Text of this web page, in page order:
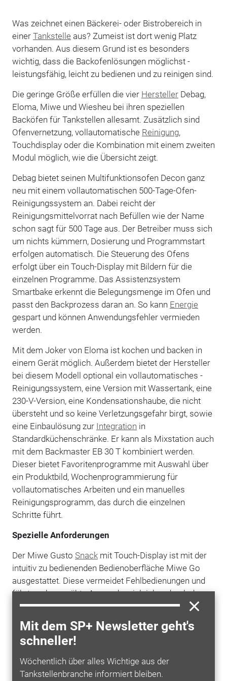
Mit dem SP+ Newsletter geht's
schneller!
Wöchentlich über alles Wichtige aus der
Tankstellenbranche informiert bleiben.
Was zeichnet einen Bäckerei- oder ­Bistrobereich in
einer Tankstelle aus? Zumeist ist dort wenig Platz
vorhanden. Aus diesem Grund ist es besonders
wichtig, dass die Backofenlösungen möglichst ­
leistungsfähig, leicht zu bedienen und zu reinigen sind.
Die geringe Größe erfüllen die vier HerstellerDebag,
Eloma, Miwe und ­Wiesheu bei ihren speziellen
Backöfen für Tankstellen allesamt. Zusätzlich sind
Ofenvernetzung, vollautomatische Reinigung,
Touchdisplay oder die Kombination mit einem zweiten
Modul möglich, wie die Übersicht zeigt.
Debag bietet seinen Multifunktionsofen Decon ganz
neu mit einem vollautomatischen 500-Tage-Ofen-
Reinigungs­system an. Dabei reicht der
Reinigungsmittelvorrat nach Befüllen wie der Name
schon sagt für 500 Tage aus. Der Betreiber muss sich
um nichts kümmern, Dosierung und Programmstart
erfolgen automatisch. Die Steuerung des Ofens
erfolgt über ein Touch-Display mit Bildern für die
einzelnen Programme. Das Assistenzsystem
Smartbake erkennt die Belegungsmenge im Ofen und
passt den Backprozess daran an. So kann Energie
gespart und können Anwendungsfehler vermieden
werden.
Mit dem Joker von Eloma ist kochen und backen in
einem Gerät möglich. ­Außerdem bietet der Hersteller
bei diesem Modell optional ein vollautomatisches ­
Reinigungssystem, eine Version mit Wassertank, eine
230-V-Version, eine Kondensationshaube, die nicht
übersteht und so keine Verletzungsgefahr birgt, sowie
eine Einbaulösung zur Integration in
Standardküchenschränke. Er kann als Mixstation auch
mit dem Backmaster EB 30 T kombiniert werden.
Dieser bietet Favoritenprogramme mit Auswahl über
ein Produktbild, Wochenprogrammierung für
vollautomatisches Arbeiten und ein manuelles
Reinigungsprogramm, das durch die einzelnen
Schritte führt.
Spezielle Anforderungen
Der Miwe Gusto Snackmit Touch-Display ist mit der
intuitiv zu bedienenden ­Bedienoberfläche Miwe Go
ausgestattet. Diese vermeidet Fehlbedienungen und
führt auch ungeübte Anwender zielsicher durch den
Backprozess. Mit der Quick­serve-Funktion können
Snacks schnell und kross erwärmt oder überbacken
werden. Der Miwe Gusto verfügt über die Fest­
programmsteuerung Miwe FP: Hier sind bis zu 100
verschiedene Backprogramme mit bis zu fünf
Backabschnitten hinter­legbar. Für beide Modelle ist